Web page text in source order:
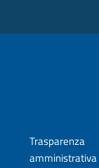
Trasparenza
amministrativa